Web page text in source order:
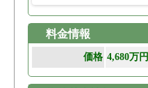
料金情報
価格 4,680万円